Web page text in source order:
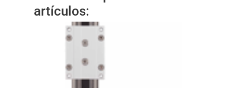
artículos: